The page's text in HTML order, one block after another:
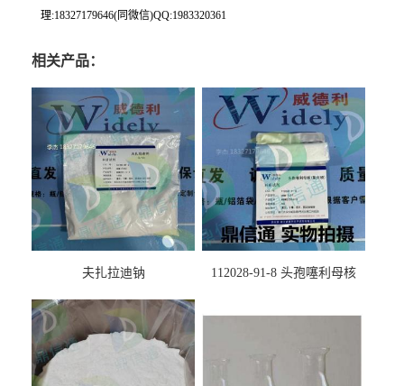
理:18327179646(同微信)QQ:1983320361
相关产品：
夫扎拉迪钠
112028-91-8 头孢噻利母核